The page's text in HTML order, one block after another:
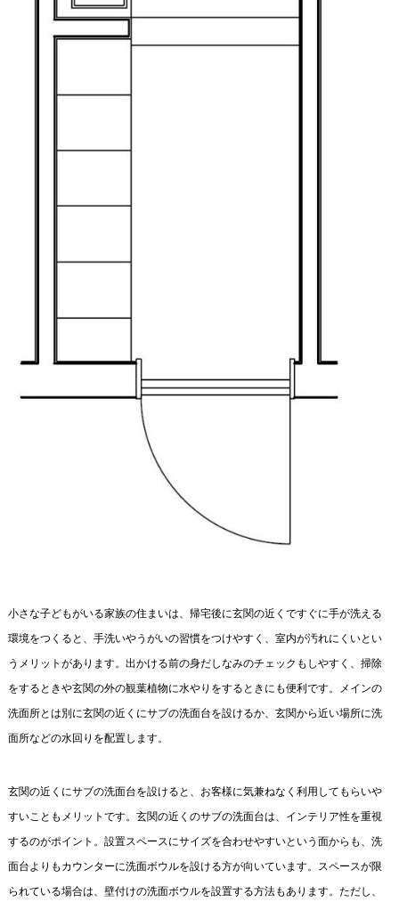
小さな子どもがいる家族の住まいは、帰宅後に玄関の近くですぐに手が洗える
環境をつくると、手洗いやうがいの習慣をつけやすく、室内が汚れにくいとい
うメリットがあります。出かける前の身だしなみのチェックもしやすく、掃除
をするときや玄関の外の観葉植物に水やりをするときにも便利です。メインの
洗面所とは別に玄関の近くにサブの洗面台を設けるか、玄関から近い場所に洗
面所などの水回りを配置します。
玄関の近くにサブの洗面台を設けると、お客様に気兼ねなく利用してもらいや
すいこともメリットです。玄関の近くのサブの洗面台は、インテリア性を重視
するのがポイント。設置スペースにサイズを合わせやすいという面からも、洗
面台よりもカウンターに洗面ボウルを設ける方が向いています。スペースが限
られている場合は、壁付けの洗面ボウルを設置する方法もあります。ただし、